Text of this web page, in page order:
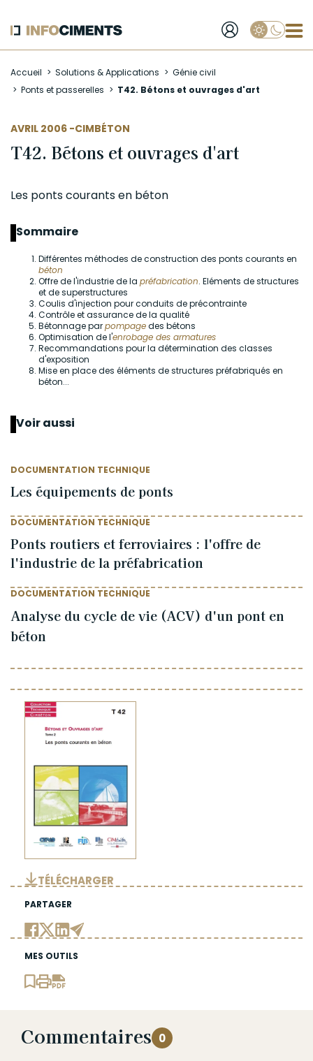
au
contenu
Accueil Solutions & Applications
Génie civil
Ponts et passerelles
T42. Bétons et ouvrages d'art
TÉLÉCHARGER
PARTAGER
MES OUTILS
AVRIL 2006 -
AUTEUR CIMBÉTON
T42. Bétons et ouvrages d'art
Les ponts courants en béton
Sommaire
Différentes méthodes de construction des ponts courants en
béton
Offre de l'industrie de la préfabrication. Eléments de structures
et de superstructures
Coulis d'injection pour conduits de précontrainte
Contrôle et assurance de la qualité
Bétonnage parpompagedes bétons
Optimisation de l'enrobage des armatures
Recommandations pour la détermination des classes
d'exposition
Mise en place des éléments de structures préfabriqués en
béton...
Voir aussi
DOCUMENTATION TECHNIQUE
Les équipements de ponts
DOCUMENTATION TECHNIQUE
Ponts routiers et ferroviaires : l'offre de
l'industrie de la préfabrication
DOCUMENTATION TECHNIQUE
Analyse du cycle de vie (ACV) d'un pont en
béton
Commentaires 0